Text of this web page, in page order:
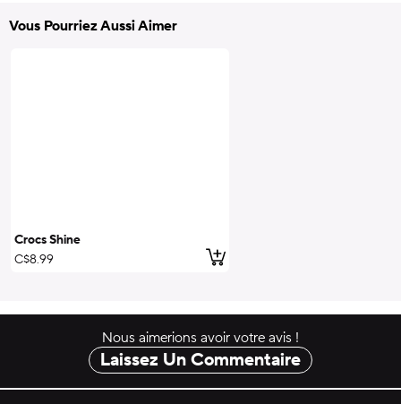
Vous Pourriez Aussi Aimer
Crocs Shine
C$8.99
ajouter au panier
Nous aimerions avoir votre avis !
Laissez Un Commentaire